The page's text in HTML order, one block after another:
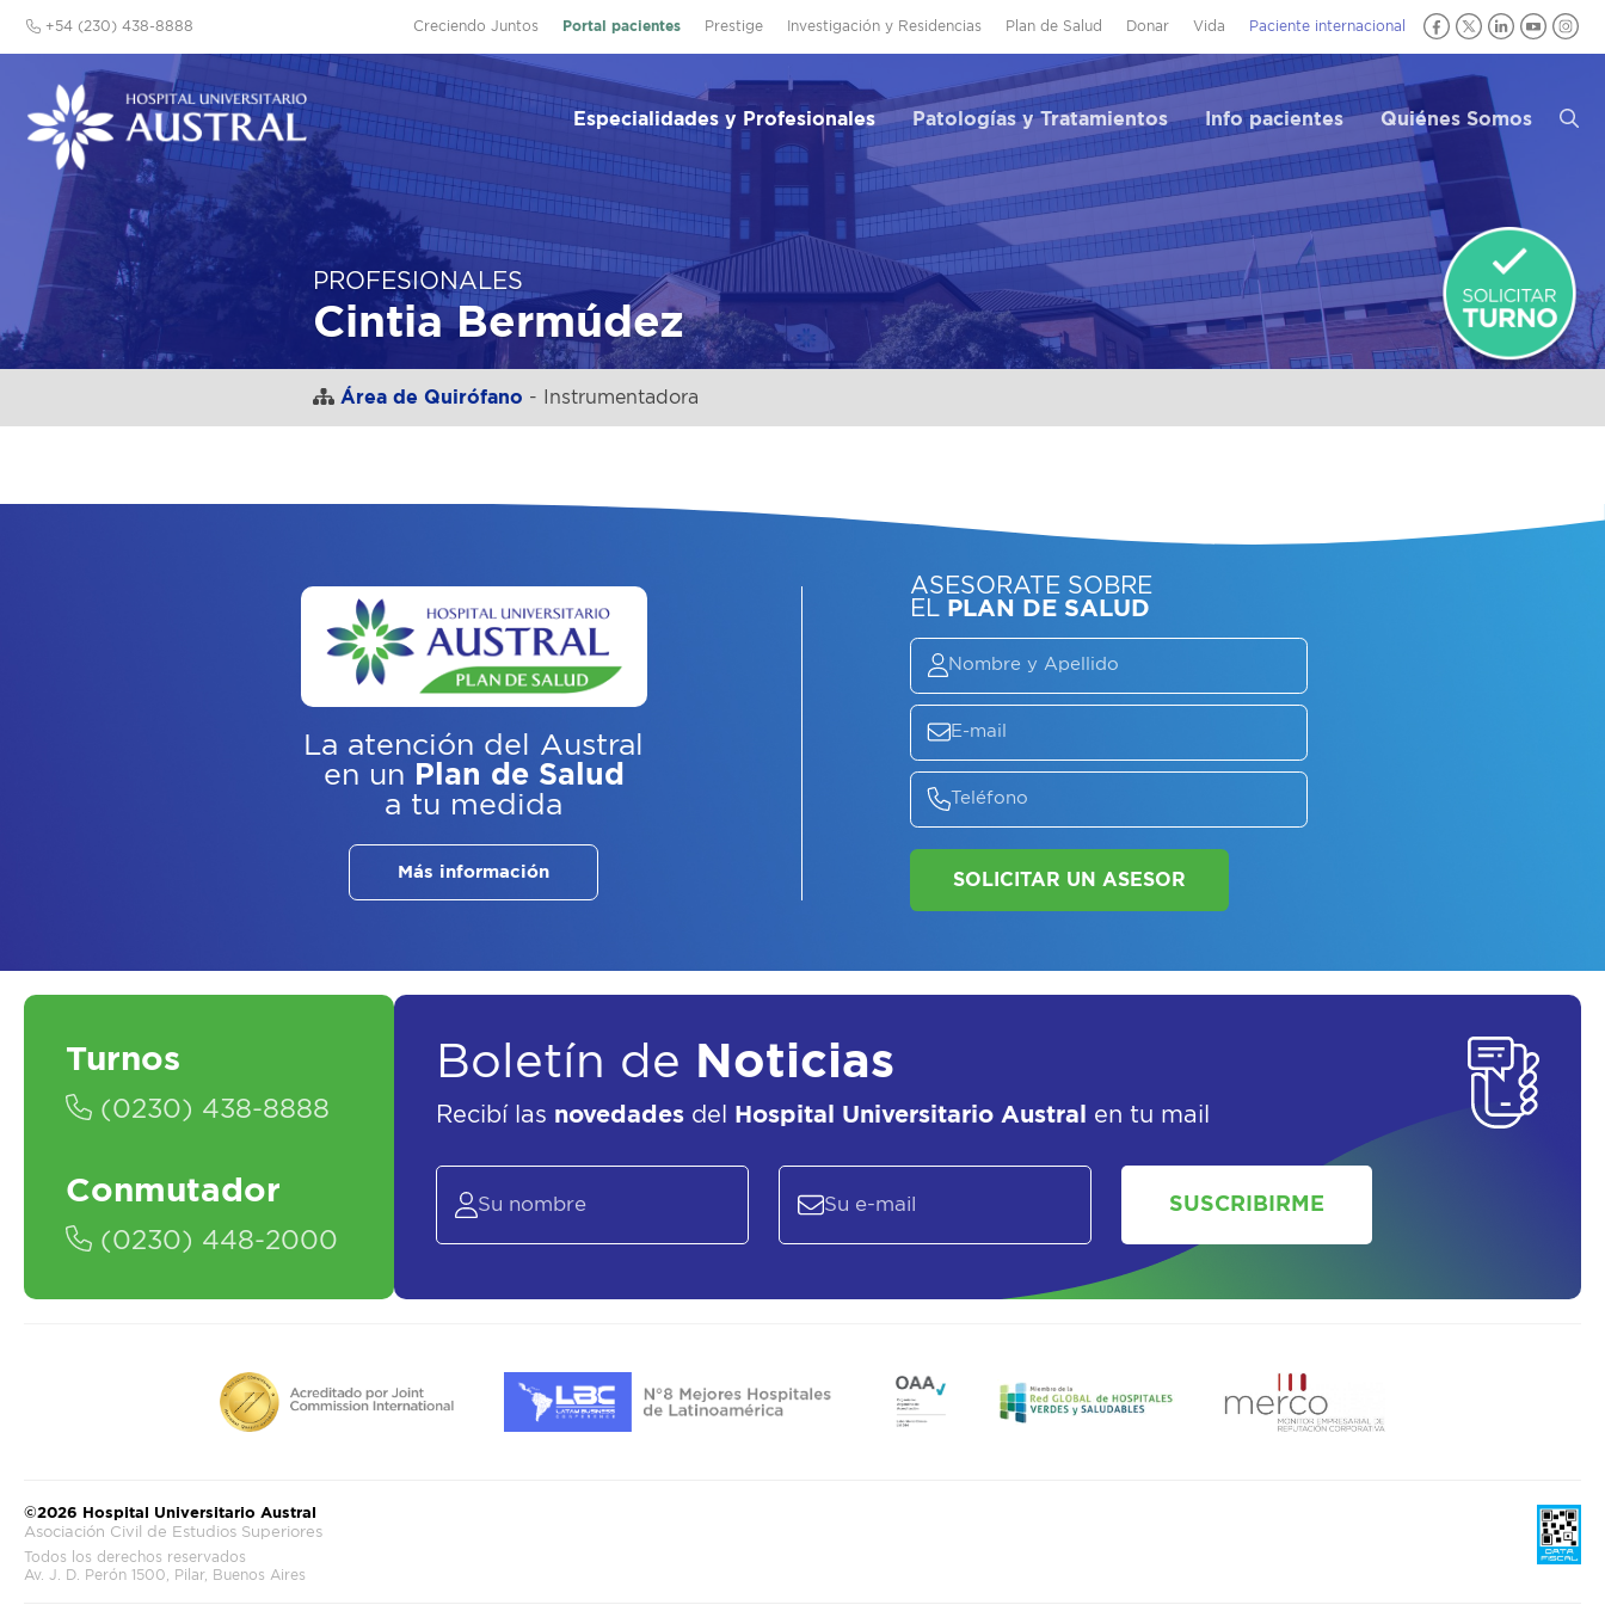
Creciendo Juntos Portal pacientes Prestige Investigación y Residencias Plan de Salud Donar Vida Paciente internacional
+54 (230) 438-8888
Especialidades y Profesionales Patologías y Tratamientos Info pacientes Quiénes Somos
PROFESIONALES
Cintia Bermúdez
Área de Quirófano - Instrumentadora
La atención del Austral
en un Plan de Salud
a tu medida
Más información
ASESORATE SOBRE
EL PLAN DE SALUD
SOLICITAR UN ASESOR
Turnos
(0230) 438-8888
Conmutador
(0230) 448-2000
Boletín de Noticias
Recibí las novedades del Hospital Universitario Austral en tu mail
SUSCRIBIRME
©2026 Hospital Universitario Austral
Asociación Civil de Estudios Superiores
Todos los derechos reservados
Av. J. D. Perón 1500, Pilar, Buenos Aires